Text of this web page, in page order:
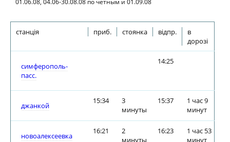
01.06.08, 04.06-30.08.08 по четным и 01.09.08
станція приб. стоянка відпр.
в
дорозі
симферополь-
пасс.
14:25
джанкой
15:34
3
минуты
15:37
1 час 9
минут
новоалексеевка
16:21
2
минуты
16:23
1 час 53
минут